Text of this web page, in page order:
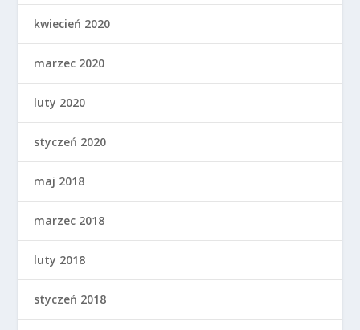
kwiecień 2020
marzec 2020
luty 2020
styczeń 2020
maj 2018
marzec 2018
luty 2018
styczeń 2018